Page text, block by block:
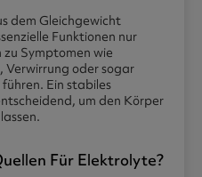
dem Gleichgewicht
Funktionen nur
zu Symptomen wie
Verwirrung oder sogar
Ein stabiles
um den Körper
Für Elektrolyte?